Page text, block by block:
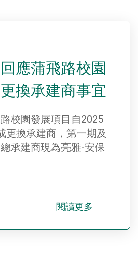
應蒲飛路校園
換承建商事宜
校園發展項目自2025
更換承建商，第一期及
承建商現為亮雅-安保
閱讀更多